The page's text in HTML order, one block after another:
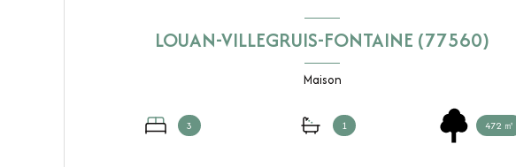
LOUAN-VILLEGRUIS-FONTAINE (77560)
Maison
3 1 472 ㎡